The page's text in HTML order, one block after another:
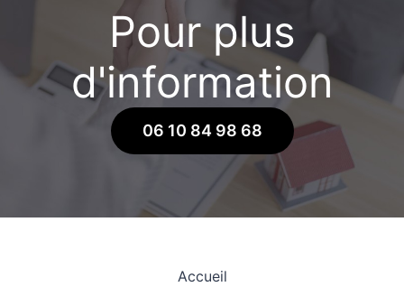
Pour plus
d'information
06 10 84 98 68
Accueil